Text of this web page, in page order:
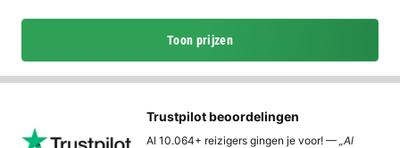
Toon prijzen
Trustpilot beoordelingen
Al 10.064+ reizigers gingen je voor! — „Al